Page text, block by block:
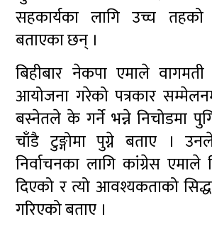
सहकार्यका लागि उच्च तहको
बताएका छन् ।
बिहीबार नेकपा एमाले
आयोजना गरेको पत्रकार
बस्नेतले के गर्ने भन्ने निचोडमा
चाँडै टुङ्गोमा पुग्ने बताए । उनले
निर्वाचनका लागि कांग्रेस एमाले
दिएको र त्यो आवश्यकताको
गरिएको बताए ।